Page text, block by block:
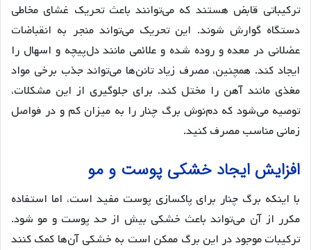
ترکیباتی قابض هستند که می‌توانند باعث تحریک غشای مخاطی
دستگاه گوارش شوند. این تحریک می‌تواند منجر به انقباضات
عضلانی در معده و روده شده و علائمی مانند دل‌پیچه و اسهال را
ایجاد کند. همچنین، مصرف زیاد تانن‌ها می‌تواند جذب برخی مواد
مغذی مانند آهن را مختل کند. برای جلوگیری از این مشکلات،
توصیه می‌شود که دم‌نوش برگ چنار را به میزان کم و در فواصل
زمانی مناسب مصرف کنید.
افزایش ایجاد خشکی پوست و مو
با اینکه برگ چنار برای پاکسازی پوست مفید است، اما استفاده
مکرر از آن می‌تواند باعث خشکی بیش از حد پوست و مو شود.
ترکیبات موجود در این برگ ممکن است به خشکی آن‌ها کمک کنند